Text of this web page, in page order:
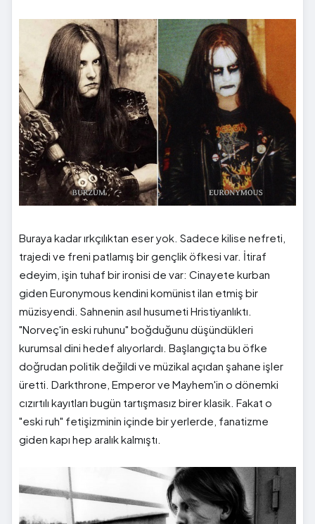
Buraya kadar ırkçılıktan eser yok. Sadece kilise nefreti,
trajedi ve freni patlamış bir gençlik öfkesi var. İtiraf
edeyim, işin tuhaf bir ironisi de var: Cinayete kurban
giden Euronymous kendini komünist ilan etmiş bir
müzisyendi. Sahnenin asıl husumeti Hristiyanlıktı.
"Norveç'in eski ruhunu" boğduğunu düşündükleri
kurumsal dini hedef alıyorlardı. Başlangıçta bu öfke
doğrudan politik değildi ve müzikal açıdan şahane işler
üretti. Darkthrone, Emperor ve Mayhem'in o dönemki
cızırtılı kayıtları bugün tartışmasız birer klasik. Fakat o
"eski ruh" fetişizminin içinde bir yerlerde, fanatizme
giden kapı hep aralık kalmıştı.